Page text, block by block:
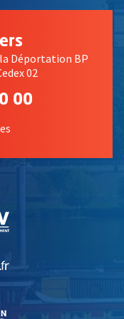
Déportation BP
02
00
, Ouvre une nouvelle